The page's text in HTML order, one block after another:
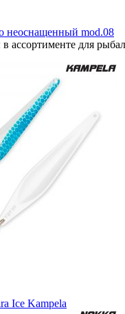
неоснащенный mod.08
ассортименте для
Ice Kampela